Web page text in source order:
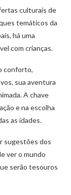
culturais de
temáticos da
há uma
com crianças.
conforto,
sua aventura
A chave
e na escolha
as idades.
sugestões dos
ver o mundo
serão tesouros